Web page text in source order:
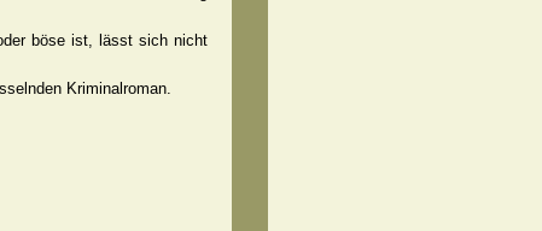
böse ist, lässt sich nicht
Kriminalroman.